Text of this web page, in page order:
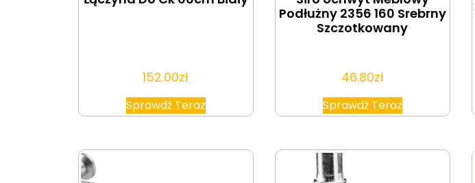
152.00zł
Sprawdź Teraz
Podłużny 2356 160 Srebrny
Szczotkowany
46.80zł
Sprawdź Teraz